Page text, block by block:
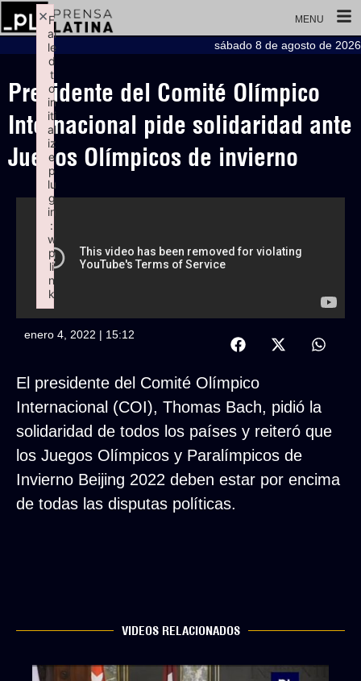
MENU
sábado 8 de agosto de 2026
Presidente del Comité Olímpico
Internacional pide solidaridad ante
Juegos Olímpicos de invierno
enero 4, 2022 | 15:12
El presidente del Comité Olímpico
Internacional (COI), Thomas Bach, pidió la
solidaridad de todos los países y reiteró que
los Juegos Olímpicos y Paralímpicos de
Invierno Beijing 2022 deben estar por encima
de todas las disputas políticas.
VIDEOS RELACIONADOS
F
ai
le
d
t
o
in
iti
al
iz
e
p
lu
g
in
:
w
p
li
n
k
×
Failed to initialize plugin: wplink